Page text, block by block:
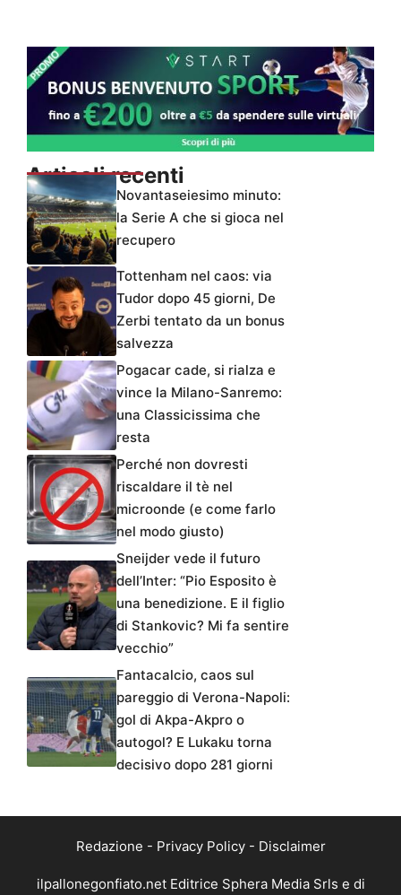
Articoli recenti
Novantaseiesimo minuto:
la Serie A che si gioca nel
recupero
Tottenham nel caos: via
Tudor dopo 45 giorni, De
Zerbi tentato da un bonus
salvezza
Pogacar cade, si rialza e
vince la Milano-Sanremo:
una Classicissima che
resta
Perché non dovresti
riscaldare il tè nel
microonde (e come farlo
nel modo giusto)
Sneijder vede il futuro
dell’Inter: “Pio Esposito è
una benedizione. E il figlio
di Stankovic? Mi fa sentire
vecchio”
Fantacalcio, caos sul
pareggio di Verona-Napoli:
gol di Akpa-Akpro o
autogol? E Lukaku torna
decisivo dopo 281 giorni
Redazione - Privacy Policy- Disclaimer
ilpallonegonfiato.net Editrice Sphera Media Srls e di